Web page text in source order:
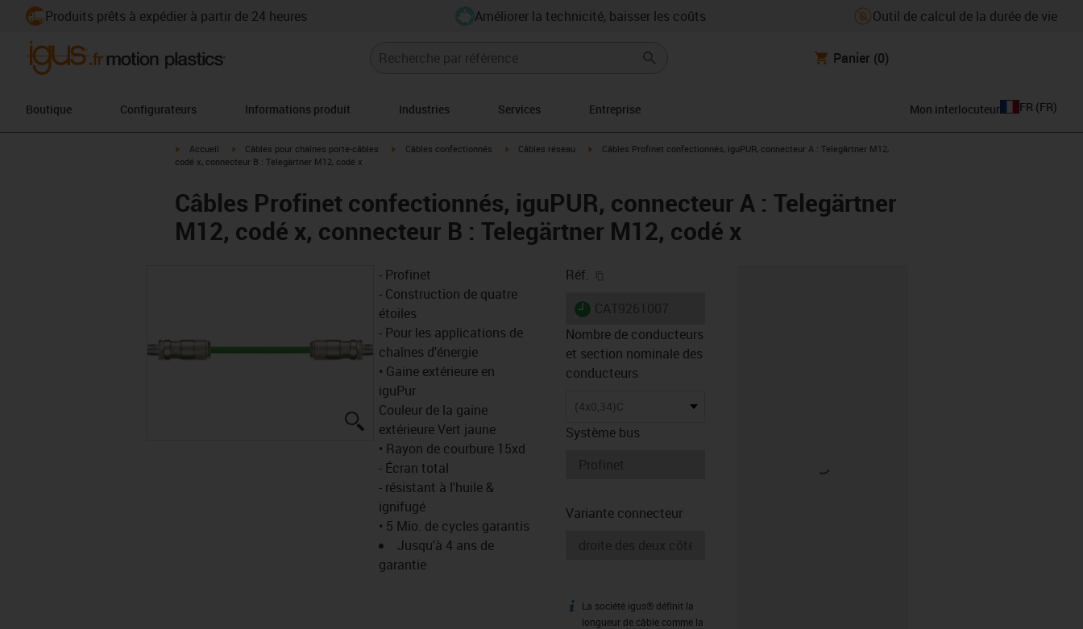
Produits prêts à expédier à partir de 24 heures Améliorer la technicité, baisser les coûts Outil de calcul de la durée de vie
Panier (0)
Boutique Configurateurs Informations produit Industries Services Entreprise Mon interlocuteur FR (FR)
igus-icon-arrow-right
Accueil igus-icon-arrow-right
Câbles pour chaînes porte-câbles igus-icon-arrow-right
Câbles confectionnés igus-icon-arrow-right
Câbles réseau igus-icon-arrow-right
Câbles Profinet confectionnés, iguPUR, connecteur A : Telegärtner M12,
codé x, connecteur B : Telegärtner M12, codé x
Câbles Profinet confectionnés, iguPUR, connecteur A : Telegärtner
M12, codé x, connecteur B : Telegärtner M12, codé x
igus-icon-lupe
- Profinet
- Construction de quatre
étoiles
- Pour les applications de
chaînes d'énergie
• Gaine extérieure en
iguPur
Couleur de la gaine
extérieure Vert jaune
• Rayon de courbure 15xd
- Écran total
- résistant à l'huile &
ignifugé
• 5 Mio. de cycles garantis
Jusqu'à 4 ans de
garantie
Réf.
igus-icon-lieferzeit
Nombre de conducteurs
et section nominale des
conducteurs
(4x0,34)C
Système bus
Variante connecteur
igus-icon-info
La société igus® définit la
longueur de câble comme la